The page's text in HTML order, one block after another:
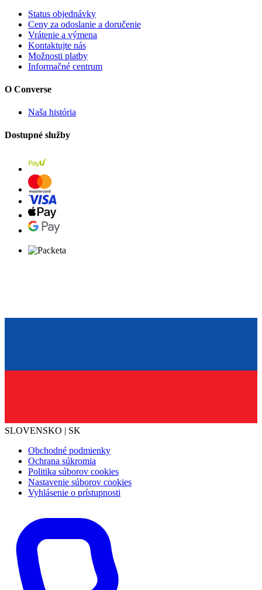
Status objednávky
Ceny za odoslanie a doručenie
Vrátenie a výmena
Kontaktujte nás
Možnosti platby
Informačné centrum
O Converse
Naša história
Dostupné služby
SLOVENSKO | SK
Obchodné podmienky
Ochrana súkromia
Politika súborov cookies
Nastavenie súborov cookies
Vyhlásenie o prístupnosti